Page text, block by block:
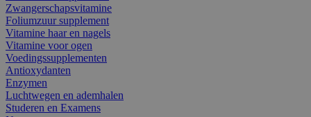
Zwangerschapsvitamine
Foliumzuur supplement
Vitamine haar en nagels
Vitamine voor ogen
Voedingssupplementen
Antioxydanten
Enzymen
Luchtwegen en ademhalen
Studeren en Examens